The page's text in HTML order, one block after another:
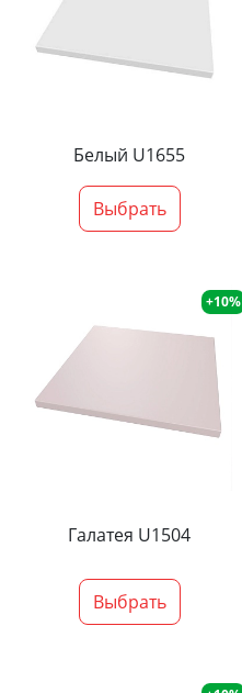
Белый U1655
Выбрать
+10%
Галатея U1504
Выбрать